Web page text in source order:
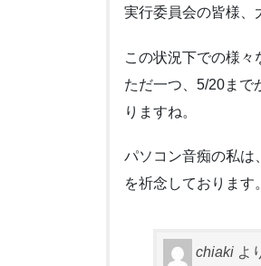
実行委員会の皆様、
この状況下での様々
ただ一つ、5/20まで
りますね。
パソコン音痴の私は
を祈念しております
chiaki よ